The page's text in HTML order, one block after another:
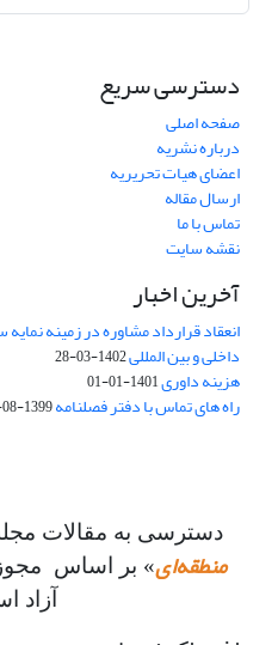
دسترسی سریع
صفحه اصلی
درباره نشریه
اعضای هیات تحریریه
ارسال مقاله
تماس با ما
نقشه سایت
آخرین اخبار
انعقاد قرارداد مشاوره در زمینه
داخلی و بین المللی1402-03-28
هزینه داوری1401-01-01
راه های تماس با دفتر فصلنامه1399-08-20
دسترسی به مقالات
منطقه‌ای» بر اساس
آزاد